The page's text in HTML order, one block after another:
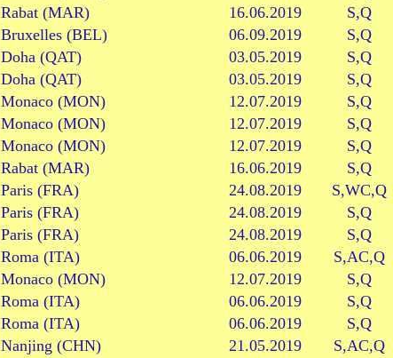
Rabat (MAR) 16.06.2019
S,Q
Bruxelles (BEL) 06.09.2019
S,Q
Doha (QAT) 03.05.2019
S,Q
Doha (QAT) 03.05.2019
S,Q
Monaco (MON) 12.07.2019
S,Q
Monaco (MON) 12.07.2019
S,Q
Monaco (MON) 12.07.2019
S,Q
Rabat (MAR) 16.06.2019
S,Q
Paris (FRA) 24.08.2019
S,WC,Q
Paris (FRA) 24.08.2019
S,Q
Paris (FRA) 24.08.2019
S,Q
Roma (ITA) 06.06.2019
S,AC,Q
Monaco (MON) 12.07.2019
S,Q
Roma (ITA) 06.06.2019
S,Q
Roma (ITA) 06.06.2019
S,Q
Nanjing (CHN) 21.05.2019
S,AC,Q